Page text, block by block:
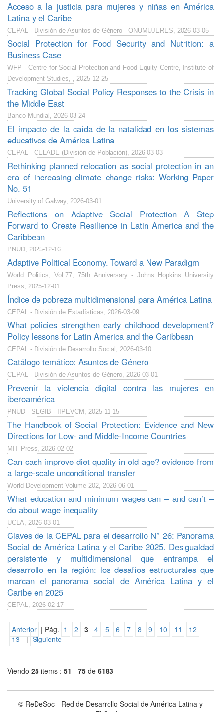
Acceso a la justicia para mujeres y niñas en América
Latina y el Caribe
CEPAL - División de Asuntos de Género - ONUMUJERES, 2026-03-05
Social Protection for Food Security and Nutrition: a
Business Case
WFP - Centre for Social Protection and Food Equity Centre, Institute of
Development Studies, , 2025-12-25
Tracking Global Social Policy Responses to the Crisis in
the Middle East
Banco Mundial, 2026-03-24
El impacto de la caída de la natalidad en los sistemas
educativos de América Latina
CEPAL - CELADE (División de Población), 2026-03-03
Rethinking planned relocation as social protection in an
era of increasing climate change risks: Working Paper
No. 51
University of Galway, 2026-03-01
Reflections on Adaptive Social Protection A Step
Forward to Create Resilience in Latin America and the
Caribbean
PNUD, 2025-12-16
Adaptive Political Economy. Toward a New Paradigm
World Politics, Vol.77, 75th Anniversary - Johns Hopkins University
Press, 2025-12-01
Índice de pobreza multidimensional para América Latina
CEPAL - División de Estadísticas, 2026-03-09
What policies strengthen early childhood development?
Policy lessons for Latin America and the Caribbean
CEPAL - División de Desarrollo Social, 2026-03-10
Catálogo temático: Asuntos de Género
CEPAL - División de Asuntos de Género, 2026-03-01
Prevenir la violencia digital contra las mujeres en
iberoamérica
PNUD - SEGIB - IIPEVCM, 2025-11-15
The Handbook of Social Protection: Evidence and New
Directions for Low- and Middle-Income Countries
MIT Press, 2026-02-02
Can cash improve diet quality in old age? evidence from
a large-scale unconditional transfer
World Development Volume 202, 2026-06-01
What education and minimum wages can – and can’t –
do about wage inequality
UCLA, 2026-03-01
Claves de la CEPAL para el desarrollo N° 26: Panorama
Social de América Latina y el Caribe 2025. Desigualdad
persistente y multidimensional que entrampa el
desarrollo en la región: los desafíos estructurales que
marcan el panorama social de América Latina y el
Caribe en 2025
CEPAL, 2026-02-17
Anterior | Pág. 1 2 3 4 5 6 7 8 9 10 11
12
13 | Siguiente
Viendo 25 items : 51 - 75 de 6183
© ReDeSoc - Red de Desarrollo Social de América Latina y